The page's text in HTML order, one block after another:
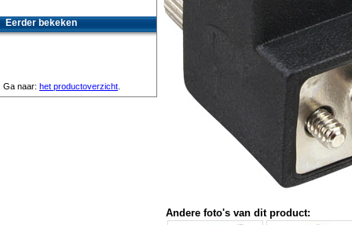
Andere foto's van dit product:
Eerder bekeken
Ga naar: het productoverzicht